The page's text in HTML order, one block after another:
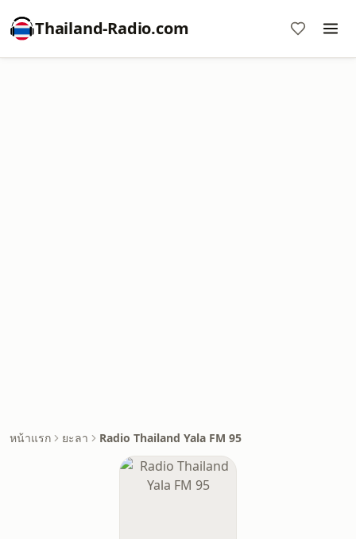
Thailand-Radio.com
หน้าแรก ยะลา Radio Thailand Yala FM 95